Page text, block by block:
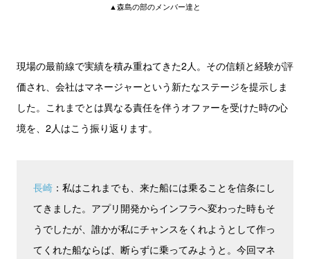
▲森島の部のメンバー達と
現場の最前線で実績を積み重ねてきた2人。その信頼と経験が評
価され、会社はマネージャーという新たなステージを提示しま
した。これまでとは異なる責任を伴うオファーを受けた時の心
境を、2人はこう振り返ります。
長崎 ：私はこれまでも、来た船には乗ることを信条にし
てきました。アプリ開発からインフラへ変わった時もそ
うでしたが、誰かが私にチャンスをくれようとして作っ
てくれた船ならば、断らずに乗ってみようと。今回マネ